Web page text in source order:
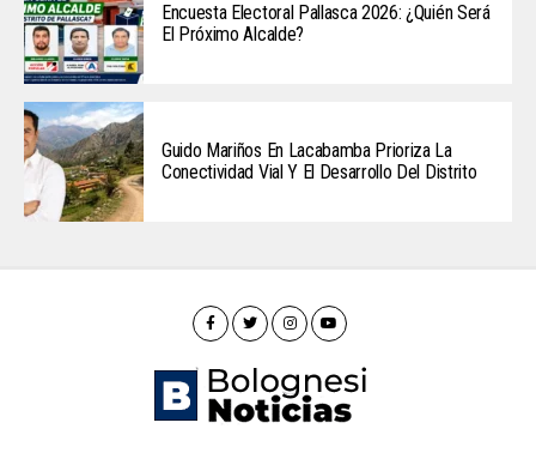
Encuesta Electoral Pallasca 2026: ¿Quién Será
El Próximo Alcalde?
Guido Mariños En Lacabamba Prioriza La
Conectividad Vial Y El Desarrollo Del Distrito